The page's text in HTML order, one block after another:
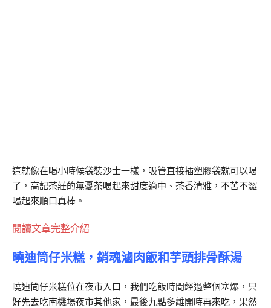
這就像在喝小時候袋裝沙士一樣，吸管直接插塑膠袋就可以喝
了，高記茶莊的無憂茶喝起來甜度適中、茶香清雅，不苦不澀
喝起來順口真棒。
閱讀文章完整介紹
曉迪筒仔米糕，銷魂滷肉飯和芋頭排骨酥湯
曉迪筒仔米糕位在夜市入口，我們吃飯時間經過整個塞爆，只
好先去吃南機場夜市其他家，最後九點多離開時再來吃，果然